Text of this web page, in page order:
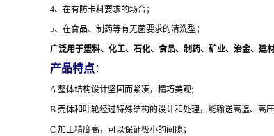
4、在有防卡料要求的场合；
5、在食品、制药等有无菌要求的清洗型；
广泛用于塑料、化工、石化、食品、制药、矿业、治金、建
产品特点：
A整体结构设计坚固而紧凑，精巧美观;
B 壳体和叶轮经过特殊结构的设计和处理，能输送高温、高
C 加工精度高，可以保证极小的间隙；